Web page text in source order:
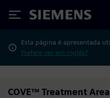
Siemens
Esta página é apresentada
Prefere ver em inglês?
COVE™ Treatment